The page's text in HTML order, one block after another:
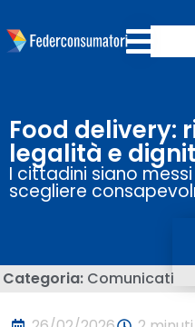
Food delivery:
legalità e
I cittadini siano
scegliere
Categoria: Comunicati